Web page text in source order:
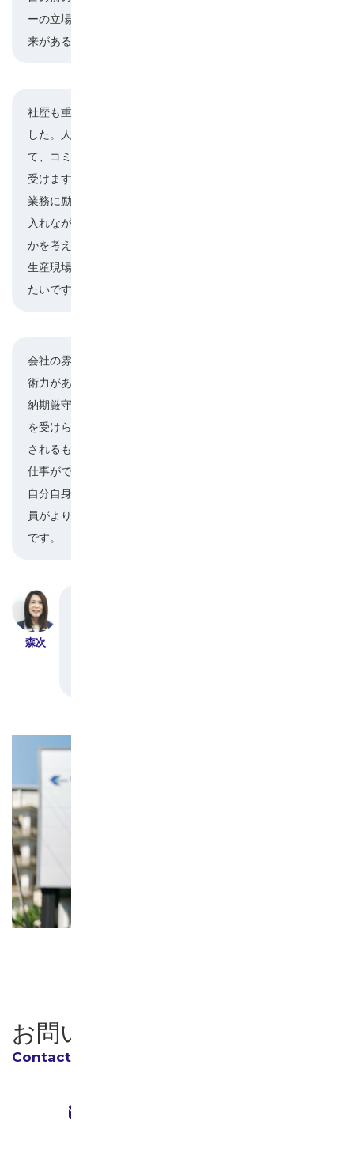
ーの立場になるなど、来るべくしてやってくる未
来があると思っています。
社歴も重ね、少し先のことも考えるようになりま
した。人財ネクストという人材育成制度があっ
て、コミュニケーションの勉強など年6回の研修を
受けます。外国人技能実習生の皆さんと共に日々
業務に励んでいますが、研修で習ったことを取り
入れながら、どうすればみなさんにうまく伝わる
かを考えるようにしています。そういう役割も、
生産現場での技術向上も、どちらも頑張っていき
たいです。
会社の雰囲気はもちろん、千代電子工業は高い技
術力がある会社です。
納期厳守、品質の安定性、小ロットからでも仕事
を受けられる柔軟性。製品自体も、世界中で使用
されるものも多いですし、鳥取から世界を視野に
仕事ができる会社だと自負しています。
自分自身さらに技術を磨き、リーダーとして、社
員がより豊かな毎日を送れるようにしていきたい
です。
森次
お問い合わせ